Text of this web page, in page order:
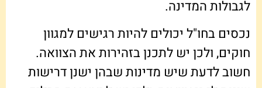
לגבולות המדינה.
נכסים בחו"ל יכולים להיות רגישים למגוון
חוקים, ולכן יש לתכנן בזהירות את הצוואה.
חשוב לדעת שיש מדינות שבהן ישנן דרישות